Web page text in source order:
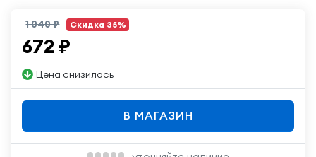
1 040 ₽ Скидка 35%
672 ₽
Цена снизилась
В МАГАЗИН